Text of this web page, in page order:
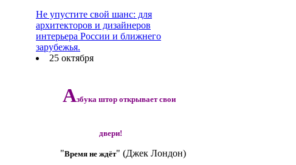
Не упустите свой шанс: для
архитекторов и дизайнеров
интерьера России и ближнего
зарубежья.
25 октября
Азбука штор открывает свои
двери!
"Время не ждёт" (Джек Лондон)